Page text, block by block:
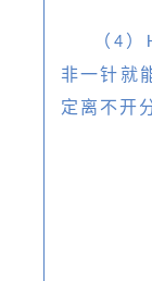
（ 4 ）
非一针就
定离不开